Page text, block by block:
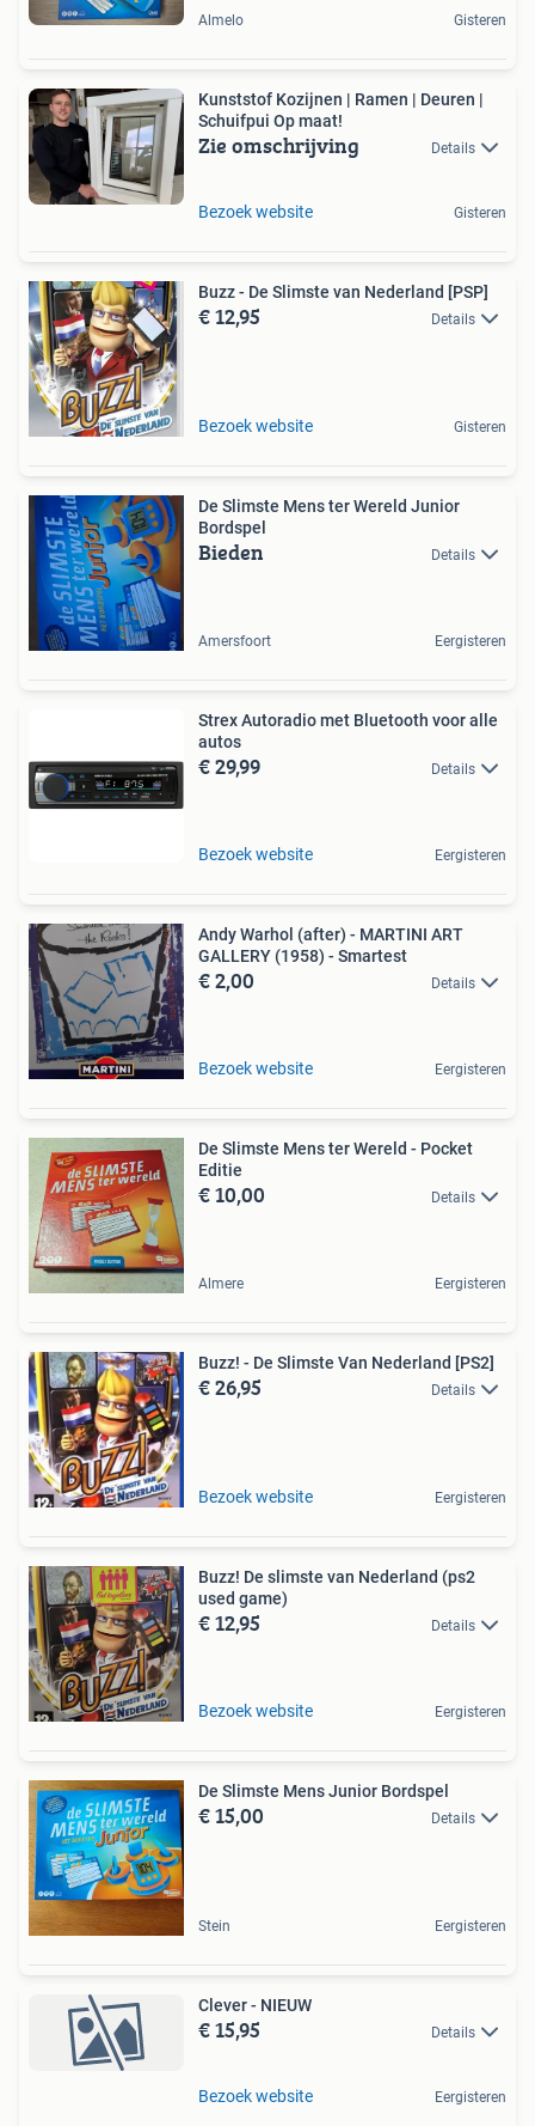
Almelo Gisteren
Kunststof Kozijnen | Ramen | Deuren |
Schuifpui Op maat!
Zie omschrijving Details
Bezoek website Gisteren
Buzz - De Slimste van Nederland [PSP]
€ 12,95 Details
Bezoek website Gisteren
De Slimste Mens ter Wereld Junior
Bordspel
Bieden Details
Amersfoort Eergisteren
Strex Autoradio met Bluetooth voor alle
autos
€ 29,99 Details
Bezoek website Eergisteren
Andy Warhol (after) - MARTINI ART
GALLERY (1958) - Smartest
€ 2,00 Details
Bezoek website Eergisteren
De Slimste Mens ter Wereld - Pocket
Editie
€ 10,00 Details
Almere Eergisteren
Buzz! - De Slimste Van Nederland [PS2]
€ 26,95 Details
Bezoek website Eergisteren
Buzz! De slimste van Nederland (ps2
used game)
€ 12,95 Details
Bezoek website Eergisteren
De Slimste Mens Junior Bordspel
€ 15,00 Details
Stein Eergisteren
Clever - NIEUW
€ 15,95 Details
Bezoek website Eergisteren